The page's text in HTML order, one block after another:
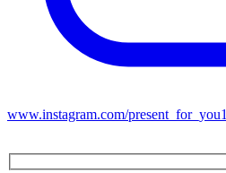
www.instagram.com/present_for_you1